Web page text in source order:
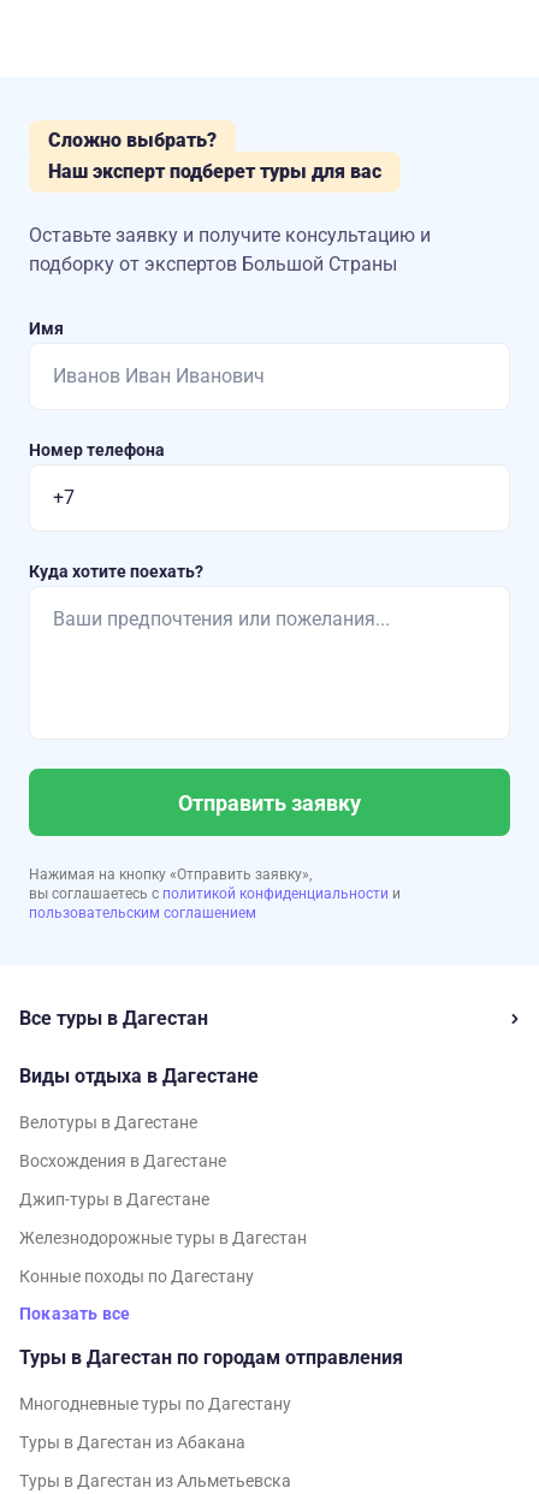
Сложно выбрать?
Наш эксперт подберет туры для вас
Оставьте заявку и получите консультацию и
подборку от экспертов Большой Страны
Имя
Номер телефона
Куда хотите поехать?
Отправить заявку
Нажимая на кнопку «Отправить заявку»,
вы соглашаетесь с политикой конфиденциальности и
пользовательским соглашением
Все туры в Дагестан
Виды отдыха в Дагестане
Велотуры в Дагестане
Восхождения в Дагестане
Джип-туры в Дагестане
Железнодорожные туры в Дагестан
Конные походы по Дагестану
Показать все
Туры в Дагестан по городам отправления
Многодневные туры по Дагестану
Туры в Дагестан из Абакана
Туры в Дагестан из Альметьевска